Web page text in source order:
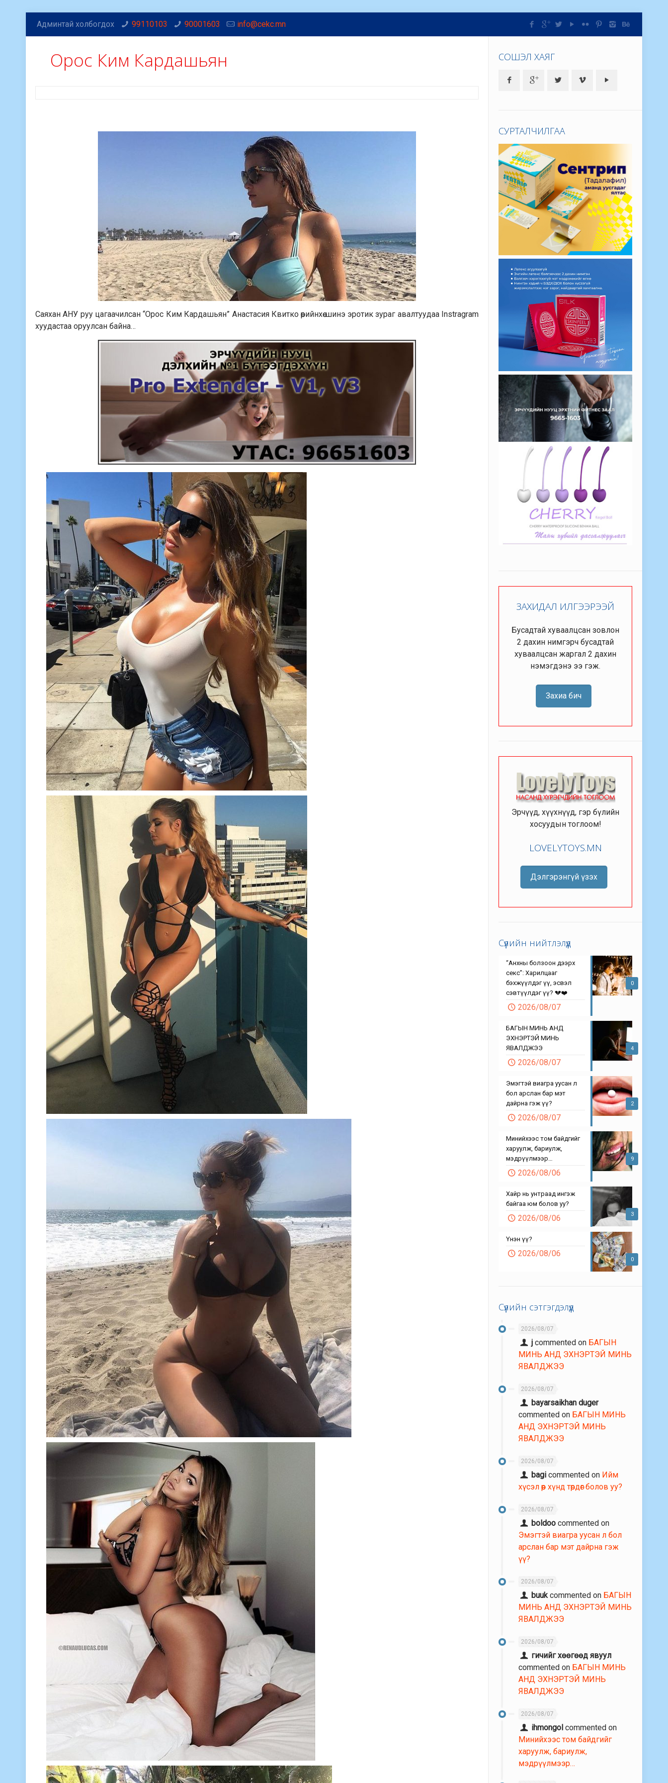
Админтай холбогдох 99110103 90001603 info@cekc.mn
Орос Ким Кардашьян
Саяхан АНУ руу цагаачилсан “Орос Ким Кардашьян” Анастасия Квитко өөрийнхөө шинэ эротик зураг авалтуудаа Instragram
хуудастаа оруулсан байна…
СОШЭЛ ХАЯГ
СУРТАЛЧИЛГАА
ЗАХИДАЛ ИЛГЭЭРЭЭЙ
Бусадтай хуваалцсан зовлон
2 дахин нимгэрч бусадтай
хуваалцсан жаргал 2 дахин
нэмэгдэнэ ээ гэж.
Захиа бич
Эрчүүд, хүүхнүүд, гэр бүлийн
хосуудын тоглоом!
LOVELYTOYS.MN
Дэлгэрэнгүй үзэх
Сүүлийн нийтлэлүүд
0
“Анхны болзоон дээрх
секс”: Харилцааг
бэхжүүлдэг үү, эсвэл
сэвтүүлдэг үү? 💔❤️
2026/08/07
4
БАГЫН МИНЬ АНД
ЭХНЭРТЭЙ МИНЬ
ЯВАЛДЖЭЭ
2026/08/07
2
Эмэгтэй виагра уусан л
бол арслан бар мэт
дайрна гэж үү?
2026/08/07
9
Минийхээс том байдгийг
харуулж, бариулж,
мэдрүүлмээр…
2026/08/06
3
Хайр нь унтраад ингэж
байгаа юм болов уу?
2026/08/06
0
Үнэн үү?
2026/08/06
Сүүлийн сэтгэгдэлүүд
2026/08/07
j commented on БАГЫН
МИНЬ АНД ЭХНЭРТЭЙ МИНЬ
ЯВАЛДЖЭЭ
2026/08/07
bayarsaikhan duger
commented on БАГЫН МИНЬ
АНД ЭХНЭРТЭЙ МИНЬ
ЯВАЛДЖЭЭ
2026/08/07
bagi commented on Ийм
хүсэл өөр хүнд төрдөг болов уу?
2026/08/07
boldoo commented on
Эмэгтэй виагра уусан л бол
арслан бар мэт дайрна гэж
үү?
2026/08/07
buukcommented on БАГЫН
МИНЬ АНД ЭХНЭРТЭЙ МИНЬ
ЯВАЛДЖЭЭ
2026/08/07
гичийг хөөгөөд явуул
commented on БАГЫН МИНЬ
АНД ЭХНЭРТЭЙ МИНЬ
ЯВАЛДЖЭЭ
2026/08/07
ihmongol commented on
Минийхээс том байдгийг
харуулж, бариулж,
мэдрүүлмээр…